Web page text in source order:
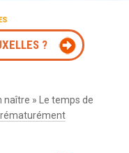
?
naître »
Le temps de